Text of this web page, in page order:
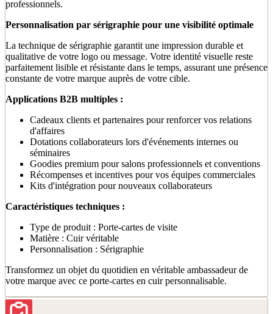
professionnels.
Personnalisation par sérigraphie pour une visibilité optimale
La technique de sérigraphie garantit une impression durable et
qualitative de votre logo ou message. Votre identité visuelle reste
parfaitement lisible et résistante dans le temps, assurant une présence
constante de votre marque auprès de votre cible.
Applications B2B multiples :
Cadeaux clients et partenaires pour renforcer vos relations
d'affaires
Dotations collaborateurs lors d'événements internes ou
séminaires
Goodies premium pour salons professionnels et conventions
Récompenses et incentives pour vos équipes commerciales
Kits d'intégration pour nouveaux collaborateurs
Caractéristiques techniques :
Type de produit : Porte-cartes de visite
Matière : Cuir véritable
Personnalisation : Sérigraphie
Transformez un objet du quotidien en véritable ambassadeur de
votre marque avec ce porte-cartes en cuir personnalisable.